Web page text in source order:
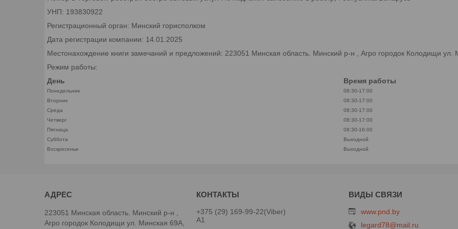
УНП: 193830922
Регистрационный орган: Минский горисполком
Дата регистрации компании: 14.01.2025
Местонахождение книги замечаний и предложений: 223051 Минская область. Минский р-н , Агро городок Колодищи ул.
Режим работы:
День
Время работы
Понедельник
08:30-17:00
Вторник
08:30-17:00
Среда
08:30-17:00
Четверг
08:30-17:00
Пятница
08:30-16:00
Суббота
Выходной
Воскресенье
Выходной
223051 Минская область. Минский р-н ,
Агро городок Колодищи ул. Минская 69А,
+375 (29) 169-99-22 Viber
А1
www.pnd.by
legard78@mail.ru